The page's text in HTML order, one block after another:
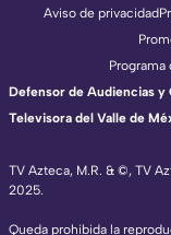
TV Azteca, M.R. & ©, TV
2025.
Queda prohibida la
Aviso de privacidad
Defensor de Audiencias y
Televisora del Valle de